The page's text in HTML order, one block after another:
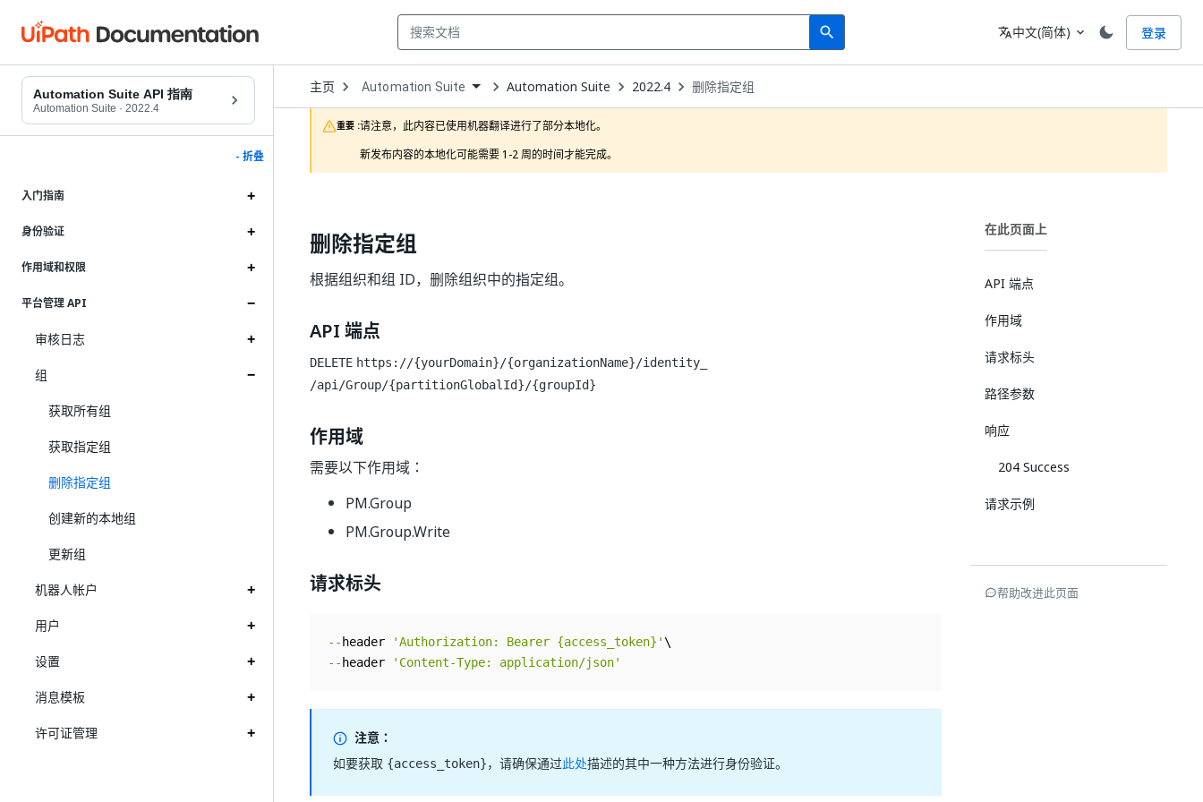
search
Search 语言
translate中文(简体) expand_more 登录
Automation Suite API 指南
Automation Suite · 2022.4
- 折叠
入门指南
身份验证
作用域和权限
平台管理 API
审核日志
组
获取所有组
获取指定组
删除指定组
创建新的本地组
更新组
机器人帐户
用户
设置
消息模板
许可证管理
主页 Open
Dropdown
to
choose
product
Automation Suite Automation Suite 2022.4 删除指定组
重要 :请注意，此内容已使用机器翻译进行了部分本地化。
新发布内容的本地化可能需要 1-2 周的时间才能完成。
删除指定组
根据组织和组 ID，删除组织中的指定组。
API 端点
DELETE https://{yourDomain}/{organizationName}/identity_
/api/Group/{partitionGlobalId}/{groupId}
作用域
需要以下作用域：
PM.Group
PM.Group.Write
请求标头
-- header 'Authorization: Bearer {access_token}'
-- header 'Content-Type: application/json'
注意：
如要获取 {access_token}，请确保通过此处描述的其中一种方法进行身份验证。
在此页面上
API 端点
作用域
请求标头
路径参数
响应
204 Success
请求示例
帮助改进此页面